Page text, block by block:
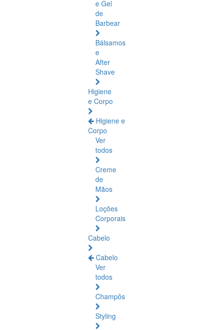
e Gel
de
Barbear
Bálsamos
e
After
Shave
Higiene
e Corpo
Higiene e
Corpo
Ver
todos
Creme
de
Mãos
Loções
Corporais
Cabelo
Cabelo
Ver
todos
Champôs
Styling